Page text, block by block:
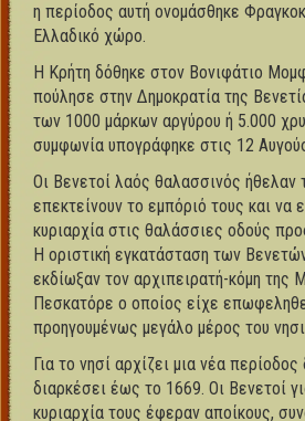
η περίοδος αυτή ονομάσθηκε
Ελλαδικό χώρο.
Η Κρήτη δόθηκε στον Βονιφάτιο
πούλησε στην Δημοκρατία της
των 1000 μάρκων αργύρου ή 5.000
συμφωνία υπογράφηκε στις 12
Οι Βενετοί λαός θαλασσινός ήθελαν
επεκτείνουν το εμπόριό τους και να
κυριαρχία στις θαλάσσιες οδούς
Η οριστική εγκατάσταση των
εκδίωξαν τον αρχιπειρατή-κόμη της
Πεσκατόρε ο οποίος είχε
προηγουμένως μεγάλο μέρος του
Για το νησί αρχίζει μια νέα
διαρκέσει έως το 1669. Οι Βενετοί
κυριαρχία τους έφεραν αποίκους,